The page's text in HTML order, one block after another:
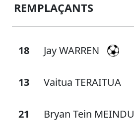
REMPLAÇANTS
18 Jay WARREN
13 Vaitua TERAITUA
21 Bryan Tein MEINDU